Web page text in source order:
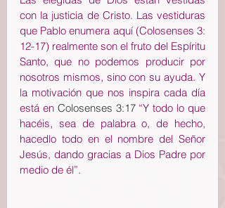
con la justicia de Cristo. Las vestiduras
que Pablo enumera aquí (Colosenses 3:
12-17) realmente son el fruto del Espíritu
Santo, que no podemos producir por
nosotros mismos, sino con su ayuda. Y
la motivación que nos inspira cada día
está en Colosenses 3:17 “Y todo lo que
hacéis, sea de palabra o, de hecho,
hacedlo todo en el nombre del Señor
Jesús, dando gracias a Dios Padre por
medio de él”.